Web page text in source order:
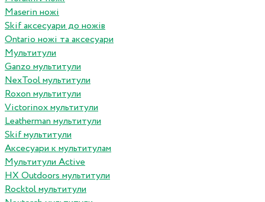
Maserin ножі
Skif аксесуари до ножів
Ontario ножі та аксесуари
Мультитули
Ganzo мультитули
NexTool мультитули
Roxon мультитули
Victorinox мультитули
Leatherman мультитули
Skif мультитули
Аксесуари к мультитулам
Мультитули Active
HX Outdoors мультитули
Rocktol мультитули